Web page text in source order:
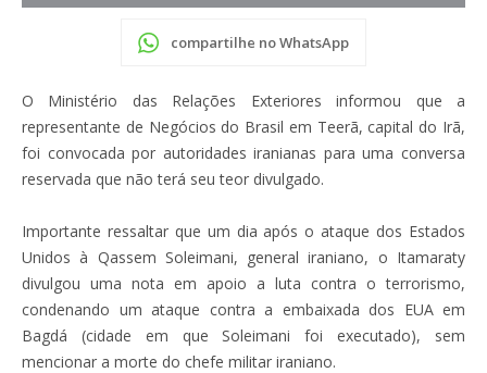
compartilhe no WhatsApp
O Ministério das Relações Exteriores informou que a
representante de Negócios do Brasil em Teerã, capital do Irã,
foi convocada por autoridades iranianas para uma conversa
reservada que não terá seu teor divulgado.
Importante ressaltar que um dia após o ataque dos Estados
Unidos à Qassem Soleimani, general iraniano, o Itamaraty
divulgou uma nota em apoio a luta contra o terrorismo,
condenando um ataque contra a embaixada dos EUA em
Bagdá (cidade em que Soleimani foi executado), sem
mencionar a morte do chefe militar iraniano.